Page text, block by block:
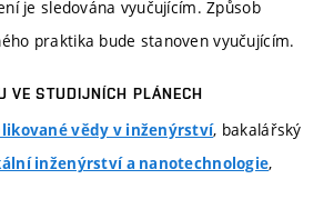
je sledována vyučujícím. Způsob
praktika bude stanoven vyučujícím.
VE STUDIJNÍCH PLÁNECH
vědy v inženýrství, bakalářský
inženýrství a nanotechnologie,